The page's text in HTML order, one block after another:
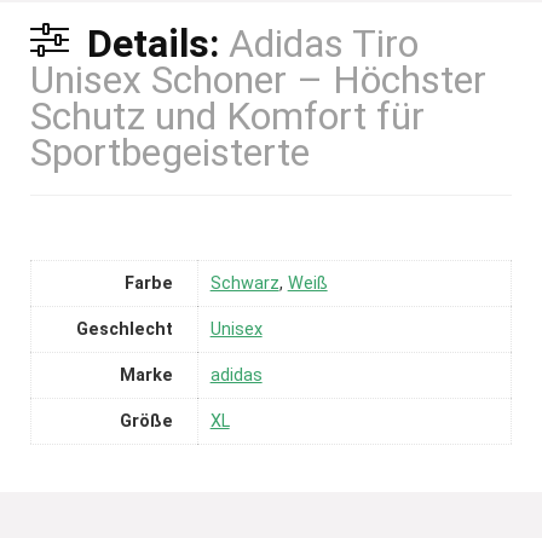
Details: Adidas Tiro
Unisex Schoner – Höchster
Schutz und Komfort für
Sportbegeisterte
Farbe Schwarz, Weiß
Geschlecht Unisex
Marke adidas
Größe XL